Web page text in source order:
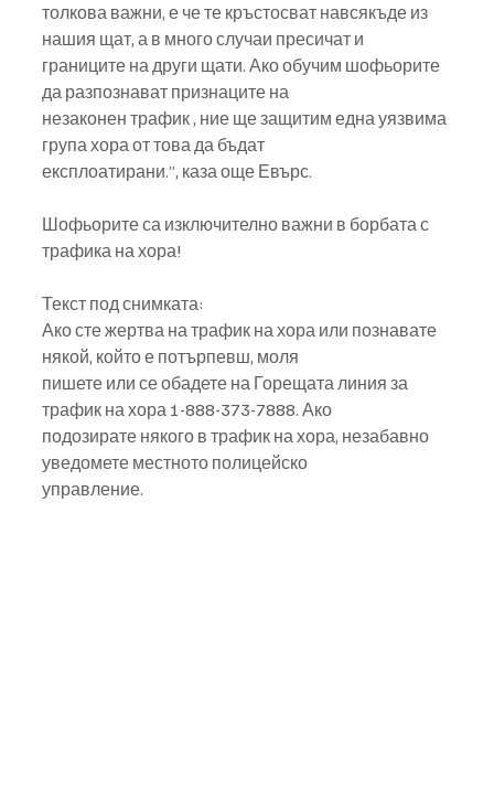
толкова важни, е че те кръстосват навсякъде из
нашия щат, а в много случаи пресичат и
границите на други щати. Ако обучим шофьорите
да разпознават признаците на
незаконен трафик , ние ще защитим една уязвима
група хора от това да бъдат
експлоатирани.”, каза още Евърс.
Шофьорите са изключително важни в борбата с
трафика на хора!
Текст под снимката:
Ако сте жертва на трафик на хора или познавате
някой, който е потърпевш, моля
пишете или се обадете на Горещата линия за
трафик на хора 1-888-373-7888. Ако
подозирате някого в трафик на хора, незабавно
уведомете местното полицейско
управление.